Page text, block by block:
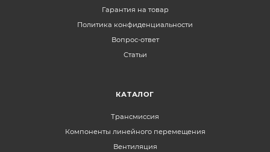
Гарантия на товар
Политика конфиденциальности
Вопрос-ответ
Статьи
КАТАЛОГ
Трансмиссия
Компоненты линейного перемещения
Вентиляция